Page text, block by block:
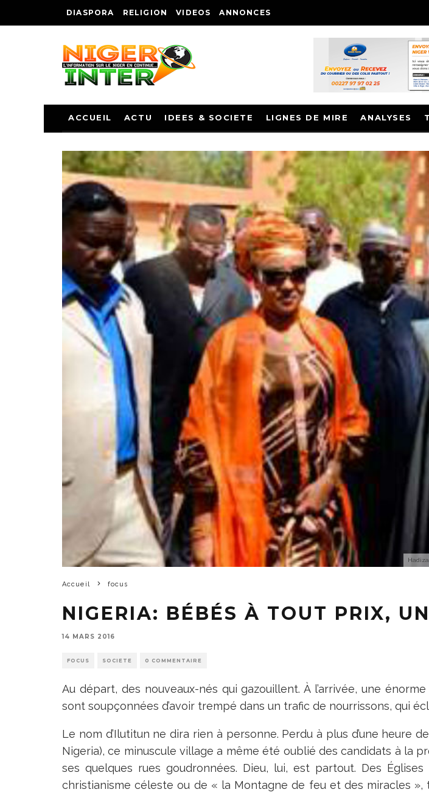
DIASPORA RELIGION VIDEOS ANNONCES
ACCUEIL ACTU IDEES & SOCIETE LIGNES DE MIRE ANALYSES
Accueil focus
NIGERIA: BÉBÉS À TOUT PRIX,
14 MARS 2016
FOCUS SOCIETE 0 COMMENTAIRE
Au départ, des nouveaux-nés qui gazouillent. À l’arrivée, une
sont soupçonnées d’avoir trempé dans un trafic de nourrissons, qui
Le nom d’Ilutitun ne dira rien à personne. Perdu à plus d’une heure
Nigeria), ce minuscule village a même été oublié des candidats à la
ses quelques rues goudronnées. Dieu, lui, est partout. Des
christianisme céleste ou de « la Montagne de feu et des miracles